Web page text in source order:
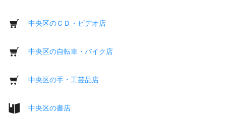
中央区のＣＤ・ビデオ店
中央区の自転車・バイク店
中央区の手・工芸品店
中央区の書店